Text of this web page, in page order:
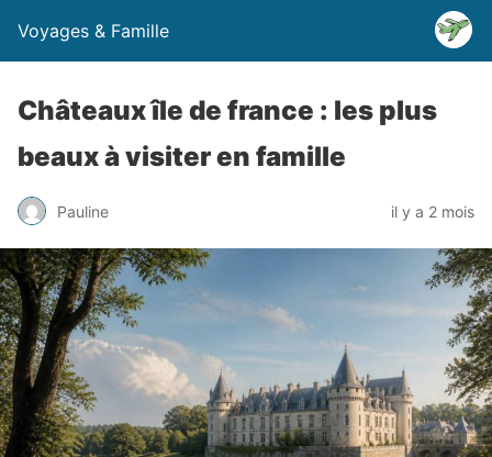
Voyages & Famille
Châteaux île de france : les plus
beaux à visiter en famille
Pauline il y a 2 mois